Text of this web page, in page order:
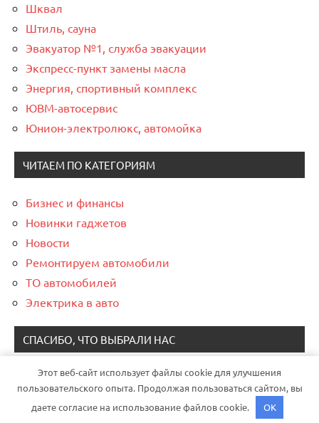
Шквал
Штиль, сауна
Эвакуатор №1, служба эвакуации
Экспресс-пункт замены масла
Энергия, спортивный комплекс
ЮВМ-автосервис
Юнион-электролюкс, автомойка
ЧИТАЕМ ПО КАТЕГОРИЯМ
Бизнес и финансы
Новинки гаджетов
Новости
Ремонтируем автомобили
ТО автомобилей
Электрика в авто
СПАСИБО, ЧТО ВЫБРАЛИ НАС
Тема WordPress: Dynamico от ThemeZee.
Этот веб-сайт использует файлы cookie для улучшения
пользовательского опыта. Продолжая пользоваться сайтом, вы
даете согласие на использование файлов cookie.
OK